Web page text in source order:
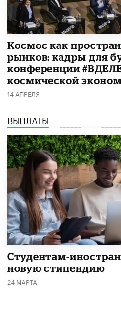
Космос как
рынков: кадры для
конференции
космической
14 АПРЕЛЯ
ВЫПЛАТЫ
Студентам-
новую стипендию
24 МАРТА